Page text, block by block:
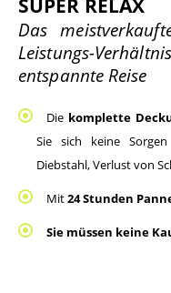
SUPER RELAX
Das
Leistungs-
entspannte Reise
Die komplette
Sie sich keine
Diebstahl, Verlust von
Mit 24 Stunden
Sie müssen keine